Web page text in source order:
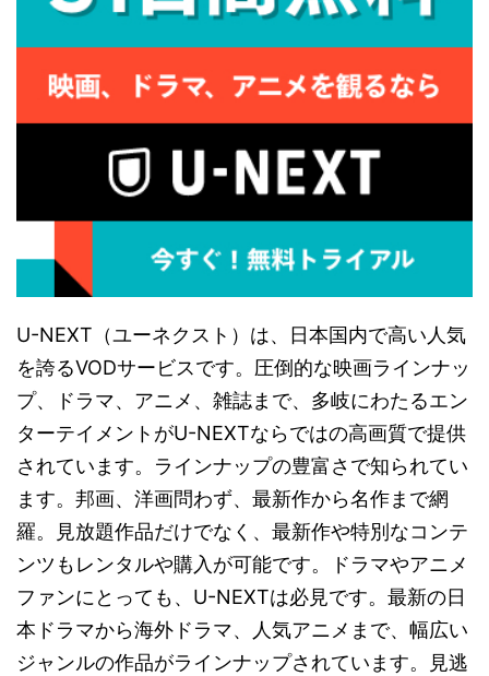
U-NEXT（ユーネクスト）は、日本国内で高い人気
を誇るVODサービスです。圧倒的な映画ラインナッ
プ、ドラマ、アニメ、雑誌まで、多岐にわたるエン
ターテイメントがU-NEXTならではの高画質で提供
されています。ラインナップの豊富さで知られてい
ます。邦画、洋画問わず、最新作から名作まで網
羅。見放題作品だけでなく、最新作や特別なコンテ
ンツもレンタルや購入が可能です。ドラマやアニメ
ファンにとっても、U-NEXTは必見です。最新の日
本ドラマから海外ドラマ、人気アニメまで、幅広い
ジャンルの作品がラインナップされています。見逃